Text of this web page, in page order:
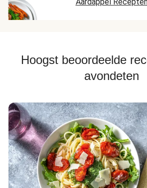
Hoogst beoordeelde
avondeten